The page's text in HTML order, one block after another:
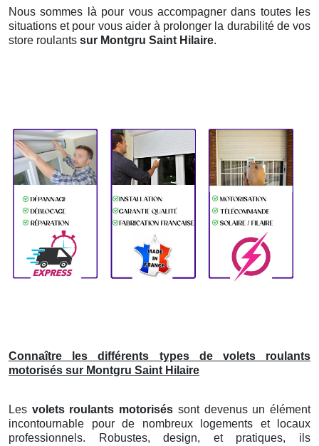
Nous sommes là pour vous accompagner dans toutes les
situations et pour vous aider à prolonger la durabilité de vos
store roulants sur Montgru Saint Hilaire.
Connaître les différents types de volets roulants
motorisés sur Montgru Saint Hilaire
Les volets roulants motorisés sont devenus un élément
incontournable pour de nombreux logements et locaux
professionnels. Robustes, design, et pratiques, ils